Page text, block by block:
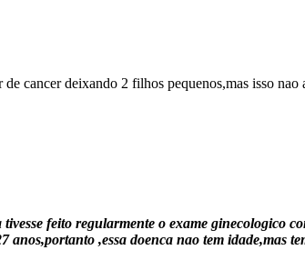
cancer deixando 2 filhos pequenos,mas isso
feito regularmente o exame ginecologico
,essa doenca nao tem idade,mas